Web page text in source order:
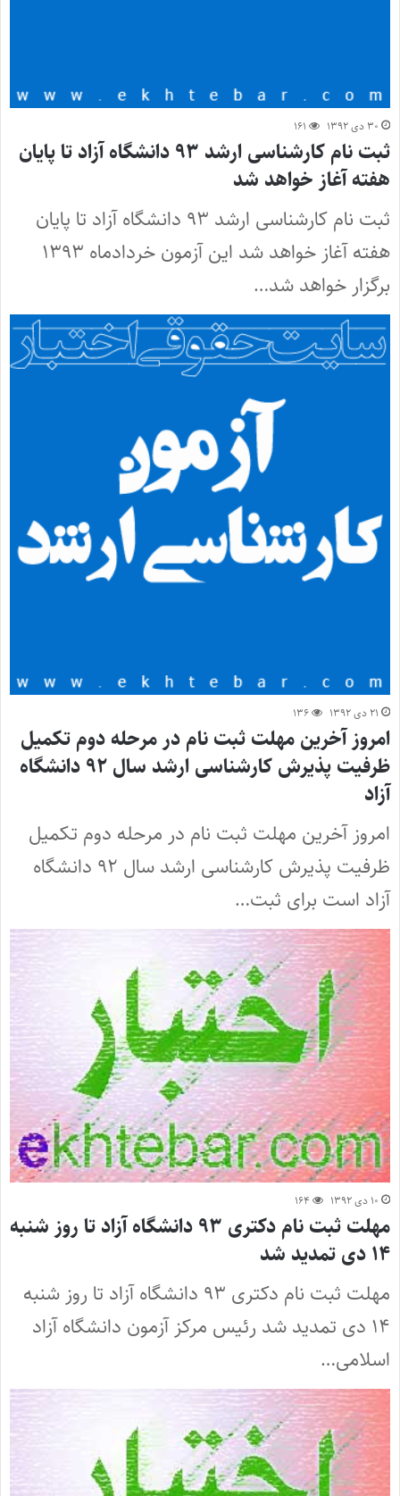
۳۰ دی ۱۳۹۲ ۱۶۱
ثبت نام کارشناسی ارشد ۹۳ دانشگاه آزاد تا پایان
هفته آغاز خواهد شد
ثبت نام کارشناسی ارشد ۹۳ دانشگاه آزاد تا پایان
هفته آغاز خواهد شد این آزمون خردادماه ۱۳۹۳
برگزار خواهد شد…
۲۱ دی ۱۳۹۲ ۱۳۶
امروز آخرین مهلت ثبت نام در مرحله دوم تکمیل
ظرفیت پذیرش کارشناسی ارشد سال ۹۲ دانشگاه
آزاد
امروز آخرین مهلت ثبت نام در مرحله دوم تکمیل
ظرفیت پذیرش کارشناسی ارشد سال ۹۲ دانشگاه
آزاد است برای ثبت…
۱۰ دی ۱۳۹۲ ۱۶۴
مهلت ثبت نام دکتری ۹۳ دانشگاه آزاد تا روز شنبه
۱۴ دی تمدید شد
مهلت ثبت نام دکتری ۹۳ دانشگاه آزاد تا روز شنبه
۱۴ دی تمدید شد رئیس مرکز آزمون دانشگاه آزاد
اسلامی…